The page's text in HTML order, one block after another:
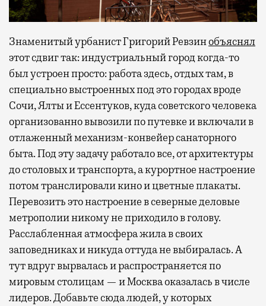
Знаменитый урбанист Григорий Ревзинобъяснял
этот сдвиг так: индустриальный город когда-то
был устроен просто: работа здесь, отдых там, в
специально выстроенных под это городах вроде
Сочи, Ялты и Ессентуков, куда советского человека
организованно вывозили по путевке и включали в
отлаженный механизм-конвейер санаторного
быта. Под эту задачу работало все, от архитектуры
до столовых и транспорта, а курортное настроение
потом транслировали кино и цветные плакаты.
Перевозить это настроение в северные деловые
метрополии никому не приходило в голову.
Расслабленная атмосфера жила в своих
заповедниках и никуда оттуда не выбиралась. А
тут вдруг вырвалась и распространяется по
мировым столицам — и Москва оказалась в числе
лидеров. Добавьте сюда людей, у которых